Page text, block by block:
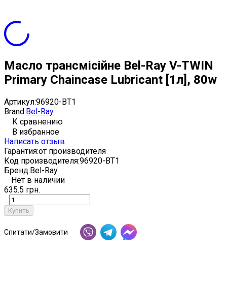
Масло трансмісійне Bel-Ray V-TWIN
Primary Chaincase Lubricant [1л], 80w
Артикул:96920-BT1
Brand:Bel-Ray
К сравнению
В избранное
Написать отзыв
Гарантия:от производителя
Код производителя:96920-BT1
Бренд:Bel-Ray
Нет в наличии
635.5 грн.
Купить
Спитати/Замовити